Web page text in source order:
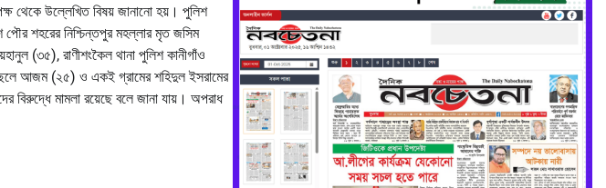
থেকে উল্লেখিত বিষয় জানানো হয়। পুলিশ
পৌর শহরের নিশ্চিন্তপুর মহল্লার মৃত জসিম
(৩৫), রাণীশংকৈল থানা পুলিশ কানীগাঁও
ছেলে আজম (২৫) ও একই গ্রামের শহিদুল ইসরামের
বিরুদ্ধে মামলা রয়েছে বলে জানা যায়। অপরাধ